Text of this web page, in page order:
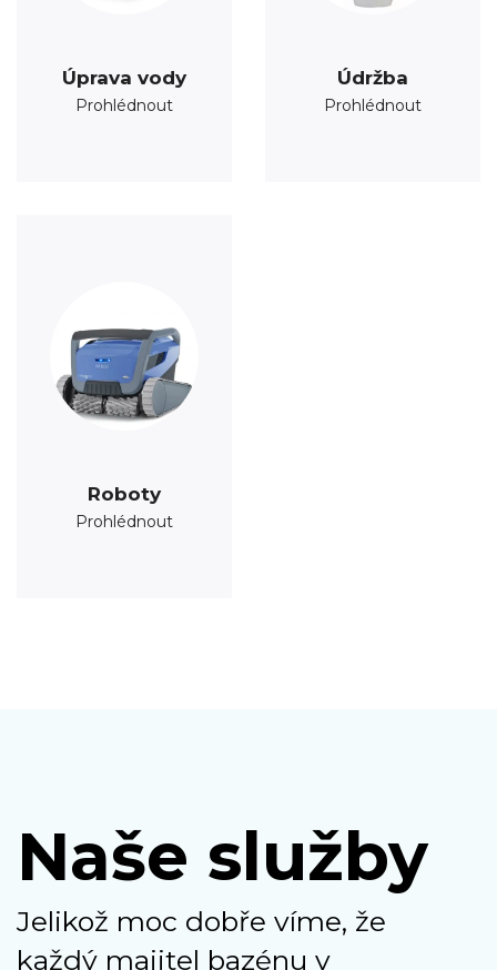
Úprava vody
Prohlédnout
Údržba
Prohlédnout
Roboty
Prohlédnout
Naše služby
Jelikož moc dobře víme, že
každý majitel bazénu v